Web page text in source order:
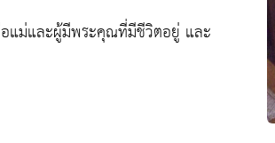
แม่และผู้มีพระคุณที่มีชีวิตอยู่ และ